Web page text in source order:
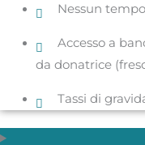
Nessun
Accesso a
da donatrice
Tassi di